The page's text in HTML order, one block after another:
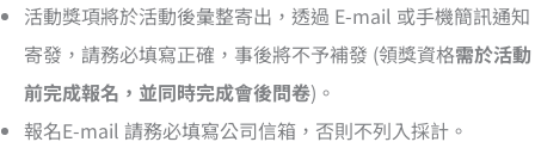
活動獎項將於活動後彙整寄出，透過 E-mail 或手機簡訊通知
寄發，請務必填寫正確，事後將不予補發 (領獎資格需於活動
前完成報名，並同時完成會後問卷)。
報名E-mail 請務必填寫公司信箱，否則不列入採計。